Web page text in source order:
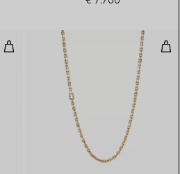
Pendentif en titane et or jaune